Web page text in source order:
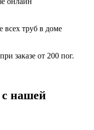
всех труб в доме
при заказе от 200 пог.
нашей